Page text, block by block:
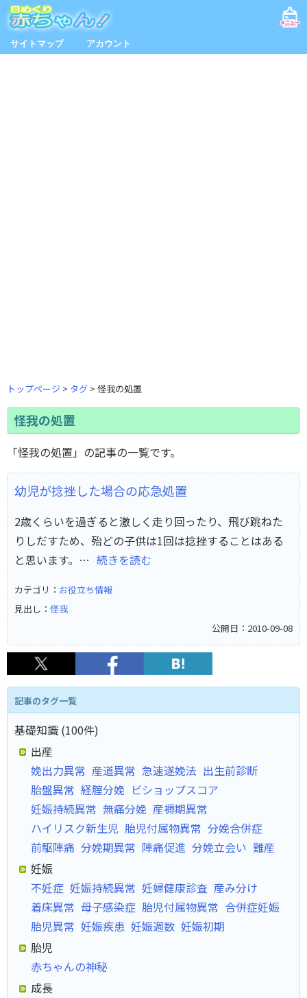
サイトマップ アカウント
トップページ タグ 怪我の処置
怪我の処置
「怪我の処置」の記事の一覧です。
幼児が捻挫した場合の応急処置
2歳くらいを過ぎると激しく走り回ったり、飛び跳ねた
りしだすため、殆どの子供は1回は捻挫することはある
と思います。… 続きを読む
カテゴリ： お役立ち情報
見出し： 怪我
公開日：2010-09-08
記事のタグ一覧
基礎知識 (100件)
出産
娩出力異常 産道異常 急速遂娩法 出生前診断
胎盤異常 経腟分娩 ビショップスコア
妊娠持続異常 無痛分娩 産褥期異常
ハイリスク新生児 胎児付属物異常 分娩合併症
前駆陣痛 分娩期異常 陣痛促進 分娩立会い 難産
妊娠
不妊症 妊娠持続異常 妊婦健康診査 産み分け
着床異常 母子感染症 胎児付属物異常 合併症妊娠
胎児異常 妊娠疾患 妊娠週数 妊娠初期
胎児
赤ちゃんの神秘
成長